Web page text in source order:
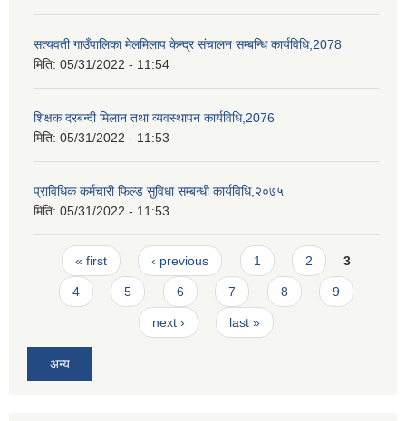
सत्यवती गाउँपालिका मेलमिलाप केन्द्र संचालन सम्बन्धि कार्यविधि,2078
मिति: 05/31/2022 - 11:54
शिक्षक दरबन्दी मिलान तथा व्यवस्थापन कार्यविधि,2076
मिति: 05/31/2022 - 11:53
प्राविधिक कर्मचारी फिल्ड सुविधा सम्बन्धी कार्यविधि,२०७५
मिति: 05/31/2022 - 11:53
Pages
« first ‹ previous 1 2 3
4 5 6 7 8 9
next › last »
अन्य